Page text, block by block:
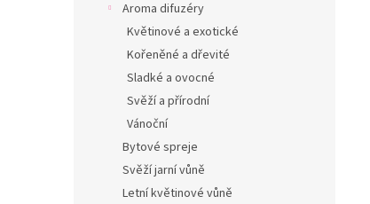
Aroma difuzéry
Květinové a exotické
Kořeněné a dřevité
Sladké a ovocné
Svěží a přírodní
Vánoční
Bytové spreje
Svěží jarní vůně
Letní květinové vůně